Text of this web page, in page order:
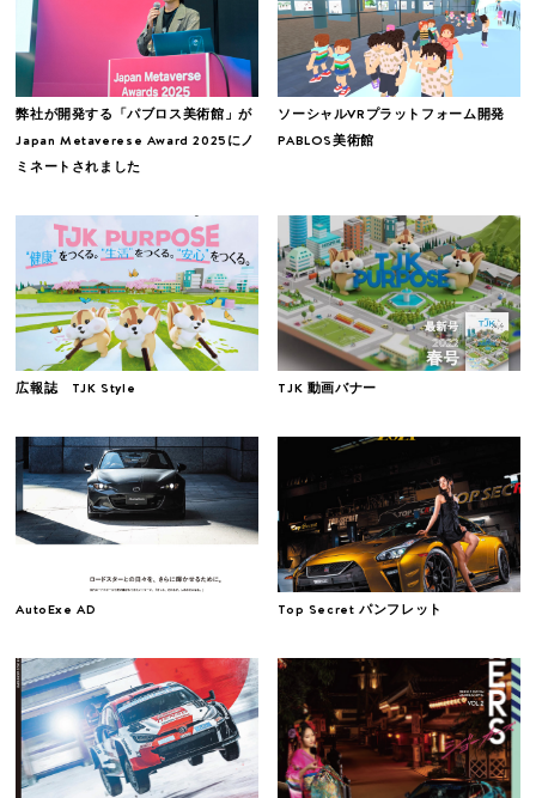
弊社が開発する「パブロス美術館」が
Japan Metaverese Award 2025にノ
ミネートされました
ソーシャルVRプラットフォーム開発
PABLOS美術館
広報誌 TJK Style TJK 動画バナー
AutoExe AD Top Secret パンフレット